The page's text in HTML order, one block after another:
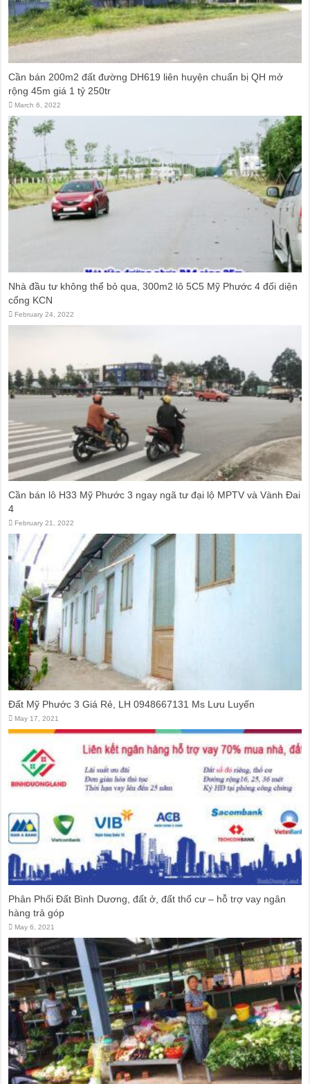
Cần bán 200m2 đất đường DH619 liên huyện chuẩn bị QH mở
rộng 45m giá 1 tỷ 250tr
March 6, 2022
Nhà đầu tư không thể bỏ qua, 300m2 lô 5C5 Mỹ Phước 4 đối diện
cổng KCN
February 24, 2022
Cần bán lô H33 Mỹ Phước 3 ngay ngã tư đại lộ MPTV và Vành Đai
4
February 21, 2022
Đất Mỹ Phước 3 Giá Rẻ, LH 0948667131 Ms Lưu Luyến
May 17, 2021
Phân Phối Đất Bình Dương, đất ở, đất thổ cư – hỗ trợ vay ngân
hàng trả góp
May 6, 2021